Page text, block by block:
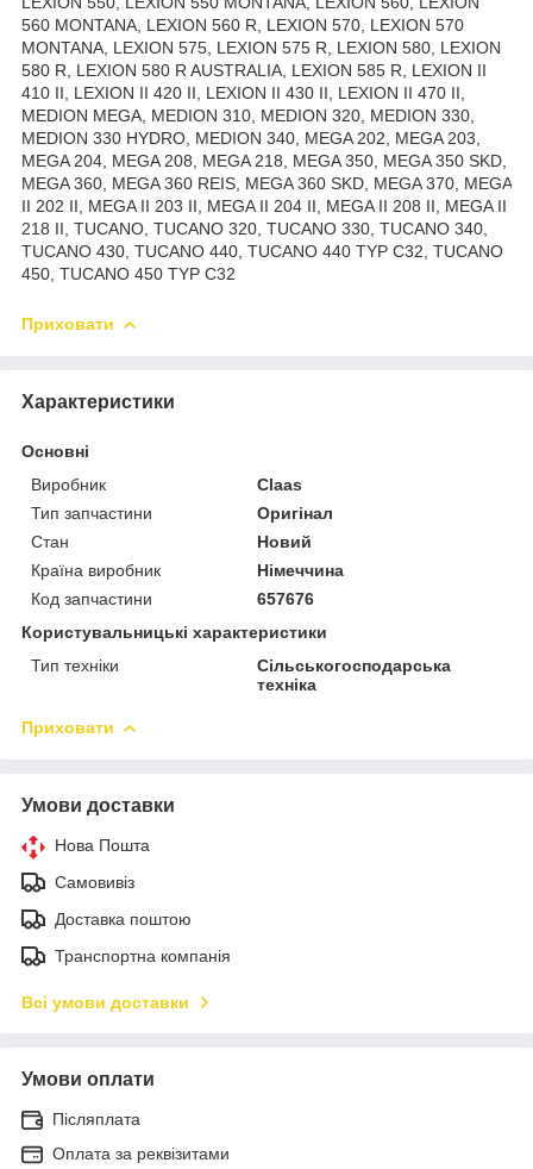
560 MONTANA, LEXION 560 R, LEXION 570, LEXION 570
MONTANA, LEXION 575, LEXION 575 R, LEXION 580, LEXION
580 R, LEXION 580 R AUSTRALIA, LEXION 585 R, LEXION II
410 II, LEXION II 420 II, LEXION II 430 II, LEXION II 470 II,
MEDION MEGA, MEDION 310, MEDION 320, MEDION 330,
MEDION 330 HYDRO, MEDION 340, MEGA 202, MEGA 203,
MEGA 204, MEGA 208, MEGA 218, MEGA 350, MEGA 350 SKD,
MEGA 360, MEGA 360 REIS, MEGA 360 SKD, MEGA 370, MEGA
II 202 II, MEGA II 203 II, MEGA II 204 II, MEGA II 208 II, MEGA II
218 II, TUCANO, TUCANO 320, TUCANO 330, TUCANO 340,
TUCANO 430, TUCANO 440, TUCANO 440 TYP C32, TUCANO
450, TUCANO 450 TYP C32
Приховати
Характеристики
Основні
Виробник
Claas
Тип запчастини
Оригінал
Стан
Новий
Країна виробник
Німеччина
Код запчастини
657676
Користувальницькі характеристики
Тип техніки
Сільськогосподарська
техніка
Приховати
Умови доставки
Нова Пошта
Самовивіз
Доставка поштою
Транспортна компанія
Всі умови доставки
Умови оплати
Післяплата
Оплата за реквізитами